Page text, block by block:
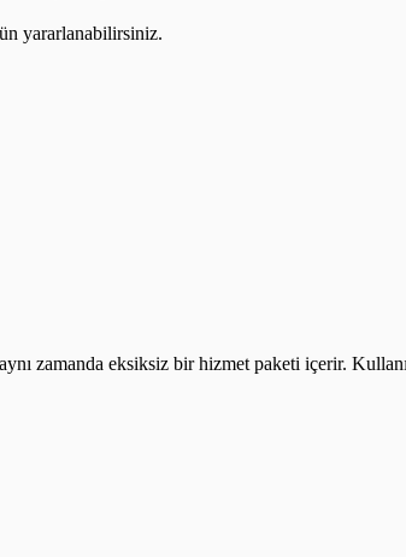
yararlanabilirsiniz.
zamanda eksiksiz bir hizmet paketi içerir.